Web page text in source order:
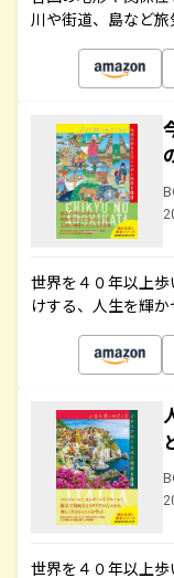
川や街道、島など旅
世界を４０年以上
けする、人生を輝
世界を４０年以上